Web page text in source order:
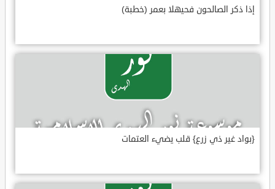
إذا ذكر الصالحون فحيهلا بعمر (خطبة)
{بواد غير ذي زرع} قلب يضيء العتمات